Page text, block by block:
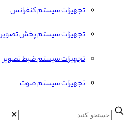
تجهیزات سیستم کنفرانس
تجهیزات سیستم پخش تصویر
تجهیزات سیستم ضبط تصویر
تجهیزات سیستم صوت
✕